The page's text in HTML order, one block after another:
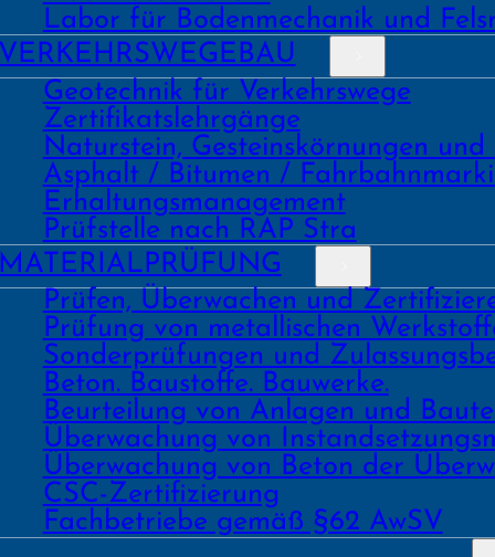
Labor für Boden­mechanik und
Geo­technik für Verkehrs­wege
Zertifikats­lehrgänge
Natur­stein, Gesteins­kör­nungen
Asphalt / Bitumen /
Erhaltungs­manage­ment
Prüf­stelle nach RAP Stra
Prüfen, Überwachen und
Prüfung von metallischen
Sonder­prüfungen und
Beton. Bau­stoffe. Bau­werke.
Beurtei­lung von Anlagen und
Über­wachung von
Über­wachung von Beton der
CSC-Zertifizierung
Fach­­betriebe gemäß §62 AwSV